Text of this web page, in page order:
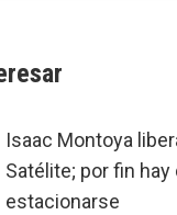
Isaac Montoya
Satélite; por fin hay
estacionarse